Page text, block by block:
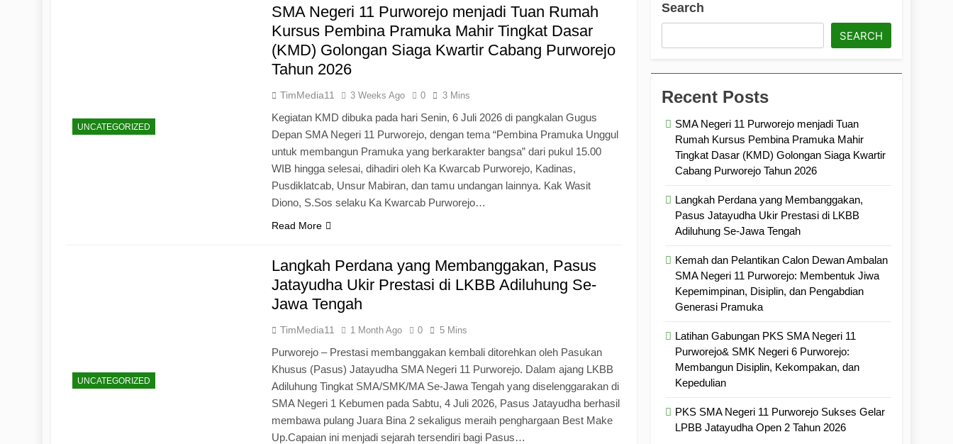
Pengabdian Generasi Pramuka
UNCATEGORIZED
SMA Negeri 11 Purworejo menjadi Tuan Rumah
Kursus Pembina Pramuka Mahir Tingkat Dasar
(KMD) Golongan Siaga Kwartir Cabang Purworejo
Tahun 2026
TimMedia11 3 Weeks Ago 0 3 Mins
Kegiatan KMD dibuka pada hari Senin, 6 Juli 2026 di pangkalan Gugus
Depan SMA Negeri 11 Purworejo, dengan tema “Pembina Pramuka Unggul
untuk membangun Pramuka yang berkarakter bangsa” dari pukul 15.00
WIB hingga selesai, dihadiri oleh Ka Kwarcab Purworejo, Kadinas,
Pusdiklatcab, Unsur Mabiran, dan tamu undangan lainnya. Kak Wasit
Diono, S.Sos selaku Ka Kwarcab Purworejo…
Read More
UNCATEGORIZED
Langkah Perdana yang Membanggakan, Pasus
Jatayudha Ukir Prestasi di LKBB Adiluhung Se-
Jawa Tengah
TimMedia11 1 Month Ago 0 5 Mins
Purworejo – Prestasi membanggakan kembali ditorehkan oleh Pasukan
Khusus (Pasus) Jatayudha SMA Negeri 11 Purworejo. Dalam ajang LKBB
Adiluhung Tingkat SMA/SMK/MA Se-Jawa Tengah yang diselenggarakan di
SMA Negeri 1 Kebumen pada Sabtu, 4 Juli 2026, Pasus Jatayudha berhasil
membawa pulang Juara Bina 2 sekaligus meraih penghargaan Best Make
Up.Capaian ini menjadi sejarah tersendiri bagi Pasus…
Search
SEARCH
Recent Posts
SMA Negeri 11 Purworejo menjadi Tuan
Rumah Kursus Pembina Pramuka Mahir
Tingkat Dasar (KMD) Golongan Siaga Kwartir
Cabang Purworejo Tahun 2026
Langkah Perdana yang Membanggakan,
Pasus Jatayudha Ukir Prestasi di LKBB
Adiluhung Se-Jawa Tengah
Kemah dan Pelantikan Calon Dewan Ambalan
SMA Negeri 11 Purworejo: Membentuk Jiwa
Kepemimpinan, Disiplin, dan Pengabdian
Generasi Pramuka
Latihan Gabungan PKS SMA Negeri 11
Purworejo& SMK Negeri 6 Purworejo:
Membangun Disiplin, Kekompakan, dan
Kepedulian
PKS SMA Negeri 11 Purworejo Sukses Gelar
LPBB Jatayudha Open 2 Tahun 2026